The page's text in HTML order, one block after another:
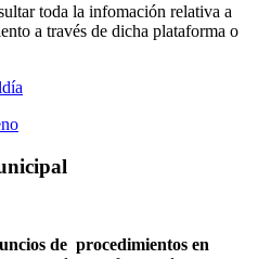
toda la infomación relativa a
a través de dicha plataforma o
de procedimientos en